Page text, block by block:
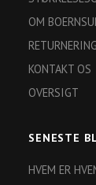
OM
RETURNERING
KONTAKT OS
OVERSIGT
SENESTE
HVEM ER